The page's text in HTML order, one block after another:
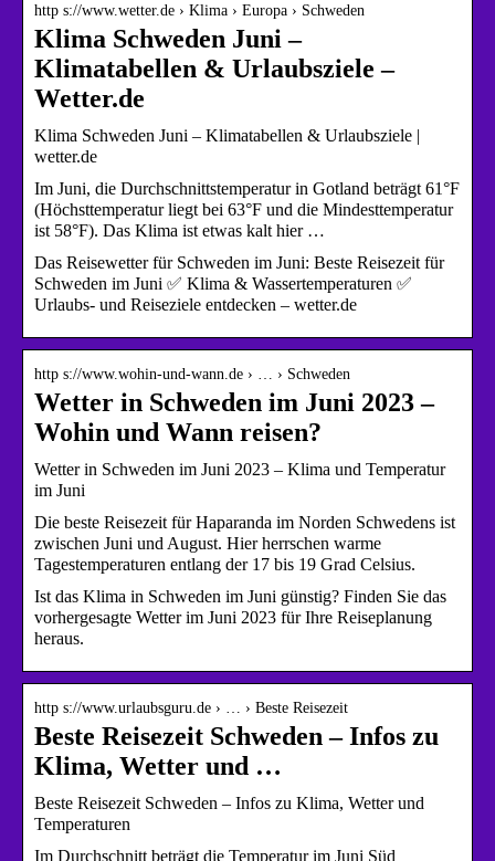
http s://www.wetter.de › Klima › Europa › Schweden
Klima Schweden Juni –
Klimatabellen & Urlaubsziele –
Wetter.de
Klima Schweden Juni – Klimatabellen & Urlaubsziele |
wetter.de
Im Juni, die Durchschnittstemperatur in Gotland beträgt 61°F
(Höchsttemperatur liegt bei 63°F und die Mindesttemperatur
ist 58°F). Das Klima ist etwas kalt hier …
Das Reisewetter für Schweden im Juni: Beste Reisezeit für
Schweden im Juni ✅ Klima & Wassertemperaturen ✅
Urlaubs- und Reiseziele entdecken – wetter.de
http s://www.wohin-und-wann.de › … › Schweden
Wetter in Schweden im Juni 2023 –
Wohin und Wann reisen?
Wetter in Schweden im Juni 2023 – Klima und Temperatur
im Juni
Die beste Reisezeit für Haparanda im Norden Schwedens ist
zwischen Juni und August. Hier herrschen warme
Tagestemperaturen entlang der 17 bis 19 Grad Celsius.
Ist das Klima in Schweden im Juni günstig? Finden Sie das
vorhergesagte Wetter im Juni 2023 für Ihre Reiseplanung
heraus.
http s://www.urlaubsguru.de › … › Beste Reisezeit
Beste Reisezeit Schweden – Infos zu
Klima, Wetter und …
Beste Reisezeit Schweden – Infos zu Klima, Wetter und
Temperaturen
Im Durchschnitt beträgt die Temperatur im Juni Süd